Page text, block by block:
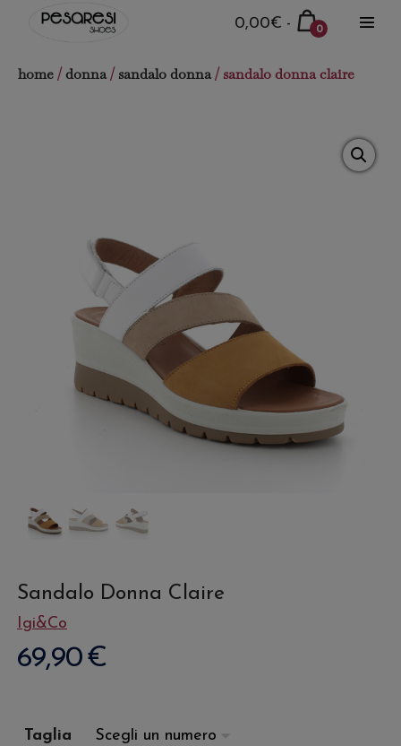
Carrello
spesa
0,00€ -
0
carrello
home/donna/ sandalo donna/ sandalo donna claire
Sandalo Donna Claire
Igi&Co
69,90€
Taglia